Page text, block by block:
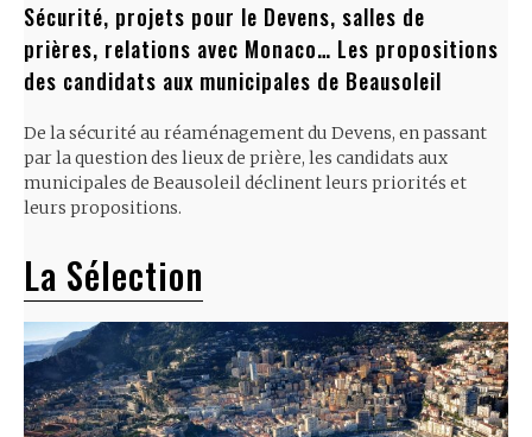
Sécurité, projets pour le Devens, salles de
prières, relations avec Monaco… Les propositions
des candidats aux municipales de Beausoleil
De la sécurité au réaménagement du Devens, en passant
par la question des lieux de prière, les candidats aux
municipales de Beausoleil déclinent leurs priorités et
leurs propositions.
La Sélection